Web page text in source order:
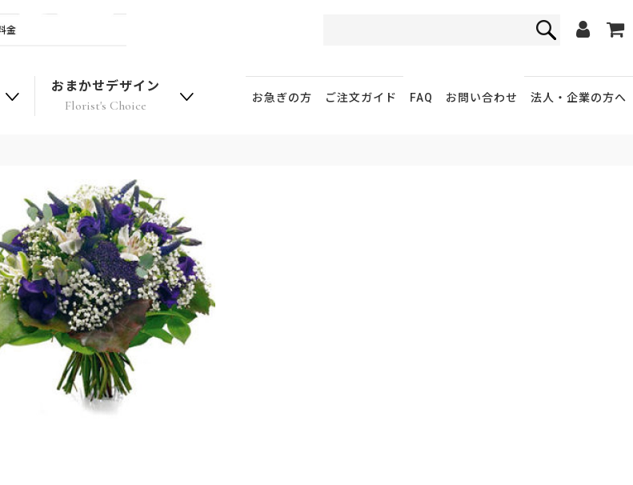
おまかせデザイン
Florist's Choice 法人・企業の方へ
ご注文ガイド
お急ぎの方 FAQ お問い合わせ